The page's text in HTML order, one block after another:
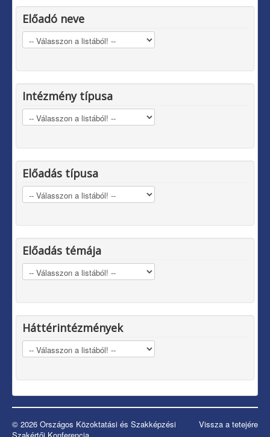
Előadó neve
Intézmény típusa
Előadás típusa
Előadás témája
Háttérintézmények
Vissza a tetejére
© 2026 Országos Közoktatási és Szakképzési